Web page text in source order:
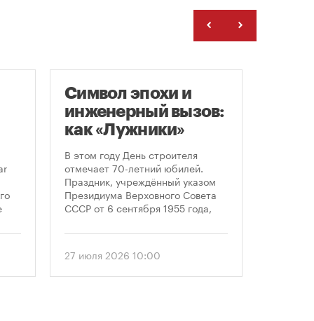
Символ эпохи и
инженерный вызов:
как «Лужники»
стали символом
Дня строителя
В этом году День строителя
отмечает 70-летний юбилей.
Праздник, учреждённый указом
Президиума Верховного Совета
СССР от 6 сентября 1955 года,
1956 года. И главным подарком
стало открытие Большой
спортивной арены «Лужники». С
27 июля 2026 10:00